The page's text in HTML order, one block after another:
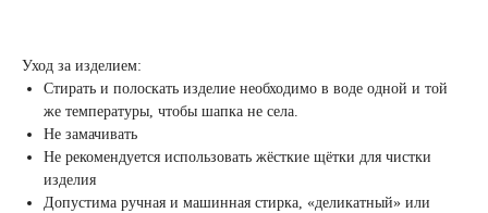
Уход за изделием:
Стирать и полоскать изделие необходимо в воде одной и той
же температуры, чтобы шапка не села.
Не замачивать
Не рекомендуется использовать жёсткие щётки для чистки
изделия
Допустима ручная и машинная стирка, «деликатный» или